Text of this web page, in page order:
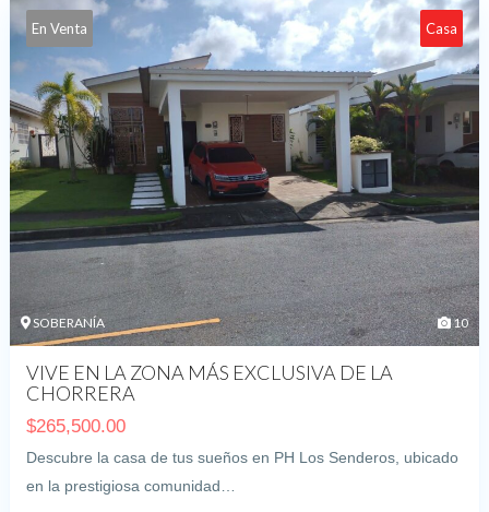
En Venta Casa
SOBERANÍA 10
VIVE EN LA ZONA MÁS EXCLUSIVA DE LA
CHORRERA
$265,500.00
Descubre la casa de tus sueños en PH Los Senderos, ubicado
en la prestigiosa comunidad…